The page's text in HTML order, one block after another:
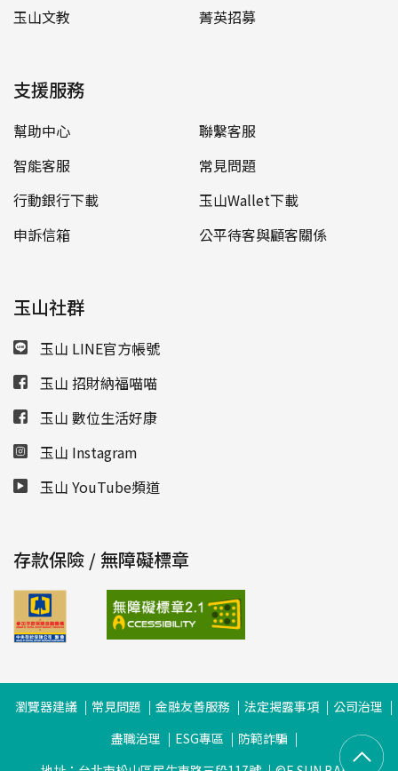
玉山文教
菁英招募
支援服務
幫助中心
聯繫客服
智能客服
常見問題
行動銀行下載
玉山Wallet下載
申訴信箱
公平待客與顧客關係
玉山社群
玉山 LINE官方帳號
玉山 招財納福喵喵
玉山 數位生活好康
玉山 Instagram
玉山 YouTube頻道
存款保險 / 無障礙標章
瀏覽器建議 常見問題 金融友善服務 法定揭露事項
公司治理
盡職治理
ESG專區
防範詐騙